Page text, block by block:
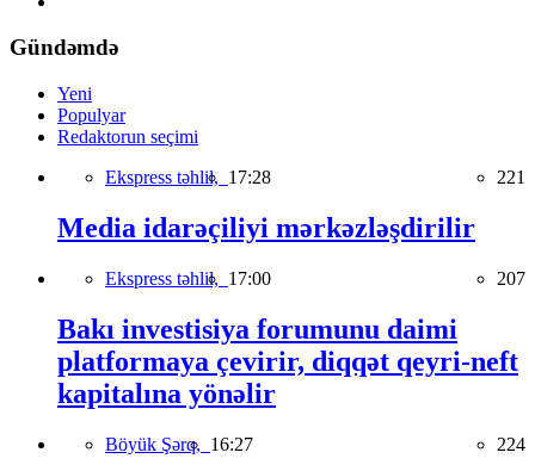
Gündəmdə
Yeni
Populyar
Redaktorun seçimi
Ekspress təhlil, 17:28 221
Media idarəçiliyi mərkəzləşdirilir
Ekspress təhlil, 17:00 207
Bakı investisiya forumunu daimi
platformaya çevirir, diqqət qeyri-neft
kapitalına yönəlir
Böyük Şərq, 16:27 224